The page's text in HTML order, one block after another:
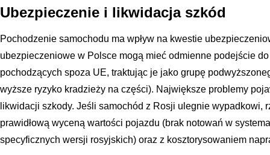
Ubezpieczenie i likwidacja szkód
Pochodzenie samochodu ma wpływ na kwestie
ubezpieczeniowe w Polsce mogą mieć odmienne podejście
pochodzących spoza UE, traktując je jako grupę
wyższe ryzyko kradzieży na części). Największe problemy
likwidacji szkody. Jeśli samochód z Rosji ulegnie wypadkowi,
prawidłową wyceną wartości pojazdu (brak notowań w
specyficznych wersji rosyjskich) oraz z kosztorysowaniem